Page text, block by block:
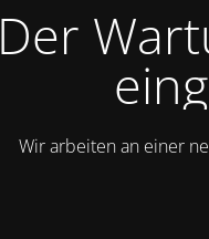
Der
Wir arbeiten an einer